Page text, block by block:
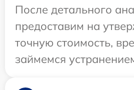
После детального
предоставим на
точную стоимость,
займемся